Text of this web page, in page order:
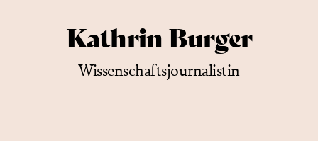
Kathrin Burger
Wissenschaftsjournalistin